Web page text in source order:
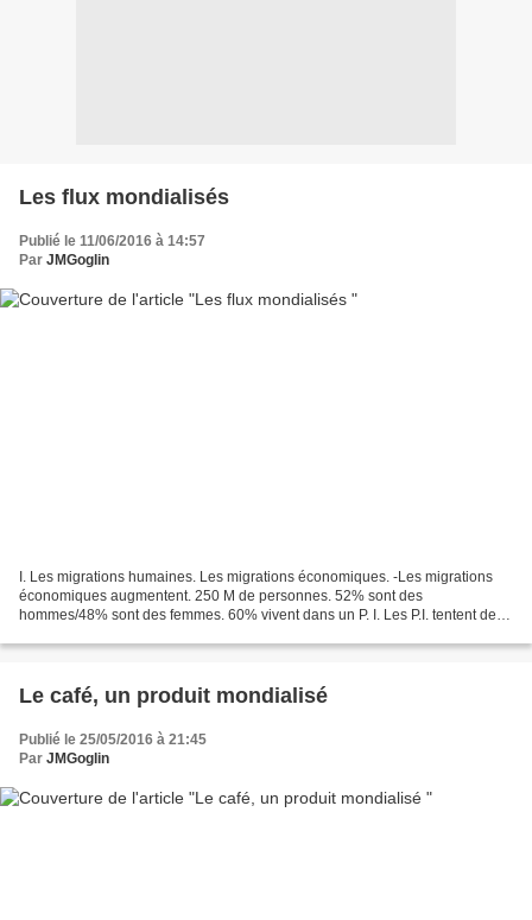
Les flux mondialisés
Publié le 11/06/2016 à 14:57
Par JMGoglin
I. Les migrations humaines. Les migrations économiques. -Les migrations
économiques augmentent. 250 M de personnes. 52% sont des
hommes/48% sont des femmes. 60% vivent dans un P. I. Les P.I. tentent de
Le café, un produit mondialisé
Publié le 25/05/2016 à 21:45
Par JMGoglin